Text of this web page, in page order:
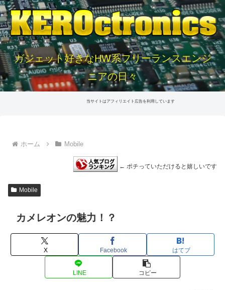
ガジェット好きなHW系フリーランスエンジ
ニアの日々
当サイトはアフィリエイト広告を利用しています
ホーム Mobile
← ポチっていただけると嬉しいです
Mobile
カメレオンの魅力！？
X Facebook はてブ
LINE コピー